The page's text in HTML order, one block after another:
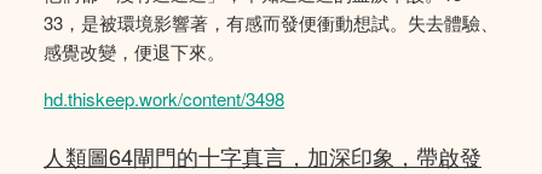
33，是被環境影響著，有感而發便衝動想試。失去體驗、
感覺改變，便退下來。
hd.thiskeep.work/content/3498
人類圖64閘門的十字真言，加深印象，帶啟發